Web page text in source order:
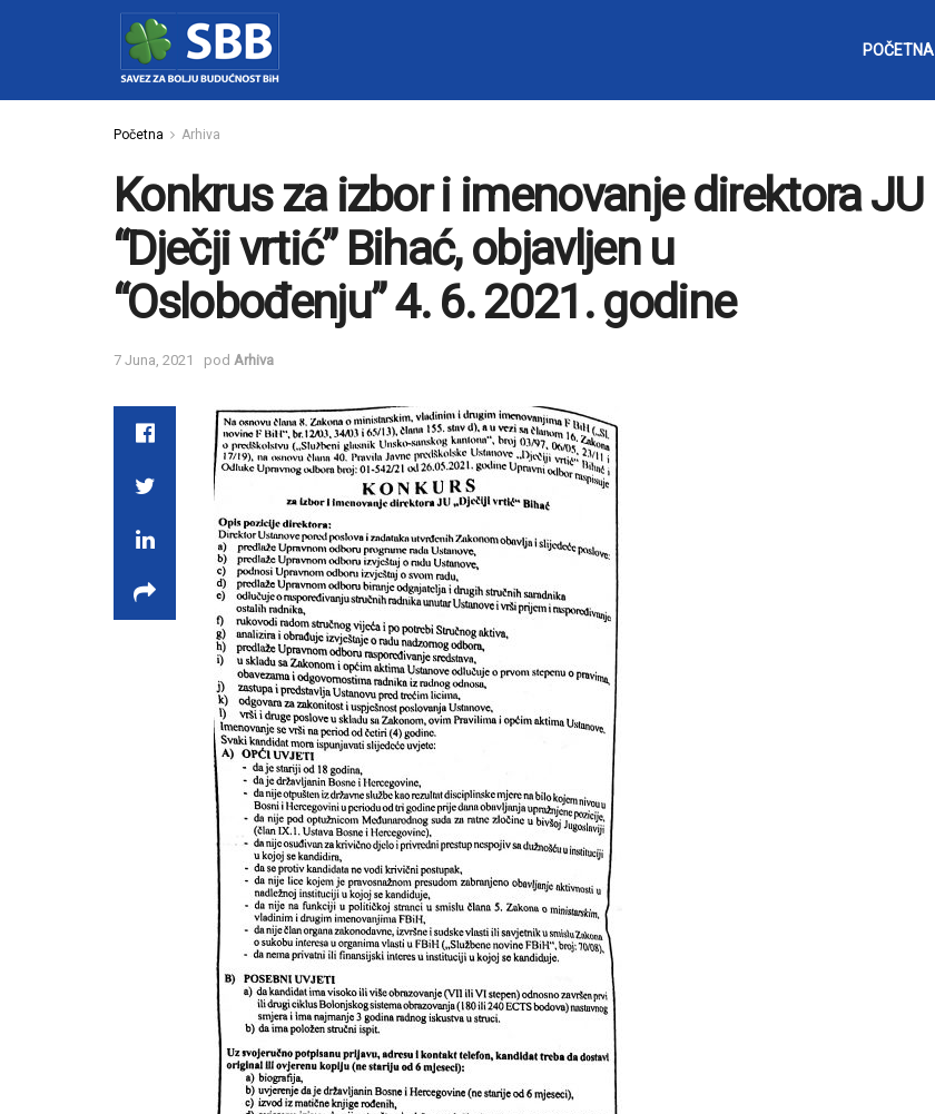
POČETNA
Početna Arhiva
Konkrus za izbor i imenovanje direktora JU
“Dječji vrtić” Bihać, objavljen u
“Oslobođenju” 4. 6. 2021. godine
7 Juna, 2021 pod Arhiva